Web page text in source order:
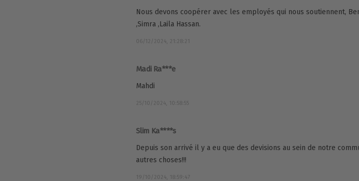
Nous devons coopérer avec les employés qui nous soutiennent,
,Simra ,Laila Hassan.
06/12/2024, 21:28:21
Madi Ra***e
Mahdi
25/10/2024, 10:58:55
Slim Ka****s
Depuis son arrivé il y a eu que des devisions au sein de notre
autres choses!!!
19/10/2024, 18:59:47